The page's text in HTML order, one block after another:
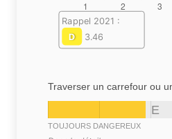
Rappel 2021 :
D
3.46
Traverser un carrefour ou
E
TOUJOURS DANGEREUX